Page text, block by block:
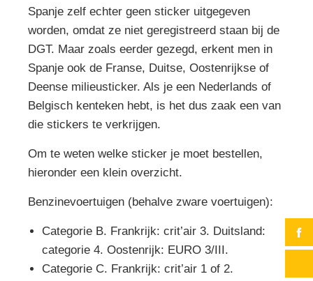
Spanje zelf echter geen sticker uitgegeven
worden, omdat ze niet geregistreerd staan bij de
DGT. Maar zoals eerder gezegd, erkent men in
Spanje ook de Franse, Duitse, Oostenrijkse of
Deense milieusticker. Als je een Nederlands of
Belgisch kenteken hebt, is het dus zaak een van
die stickers te verkrijgen.
Om te weten welke sticker je moet bestellen,
hieronder een klein overzicht.
Benzinevoertuigen (behalve zware voertuigen):
Categorie B. Frankrijk: crit’air 3. Duitsland:
categorie 4. Oostenrijk: EURO 3/III.
Categorie C. Frankrijk: crit’air 1 of 2.